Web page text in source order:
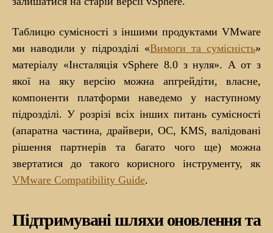
Таблицю сумісності з іншими продуктами VMware
ми наводили у підрозділі «Вимоги та сумісність»
матеріалу «Інсталяція vSphere 8.0 з нуля». А от з
якої на яку версію можна апгрейдіти, власне,
компоненти платформи наведемо у наступному
підрозділі. У розрізі всіх інших питань сумісності
(апаратна частина, драйвери, ОС, KMS, валідовані
рішення партнерів та багато чого ще) можна
звертатися до такого корисного інструменту, як
VMware Compatibility Guide.
Підтримувані шляхи оновлення та